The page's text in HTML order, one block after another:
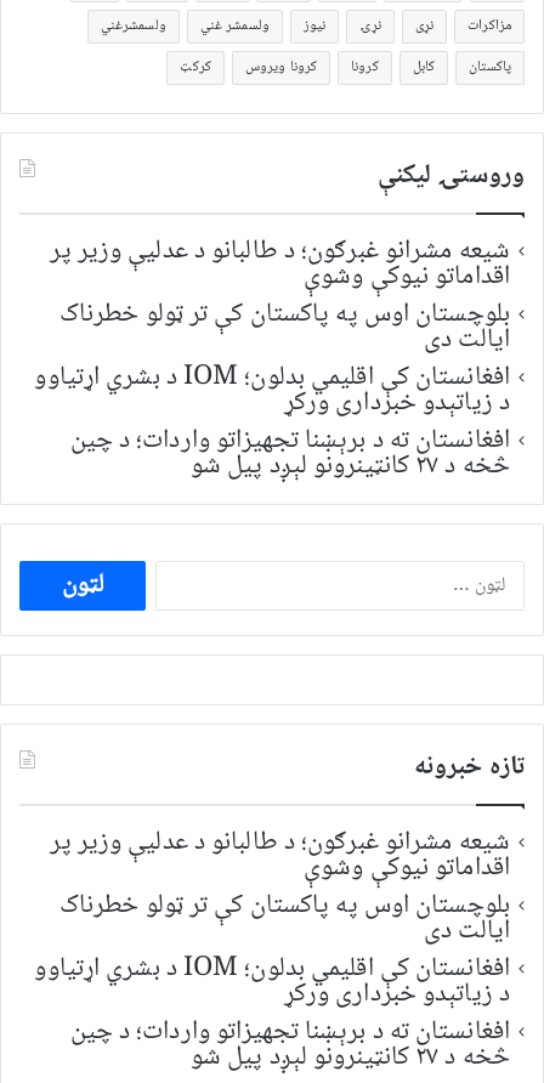
مزاکرات
نړی نړۍ نیوز ولسمشر غني
ولسمشرغني
پاکستان
کابل کرونا کرونا ویروس کرکټ
وروستۍ ليکنې
شیعه مشرانو غبرګون؛ د طالبانو د عدلیې وزیر پر
اقداماتو نیوکې وشوې
بلوچستان اوس په پاکستان کې تر ټولو خطرناک
ایالت دی
افغانستان کې اقلیمي بدلون؛ IOM د بشري اړتیاوو
د زیاتېدو خبرداری ورکړ
افغانستان ته د برېښنا تجهیزاتو واردات؛ د چین
څخه د ۲۷ کانټینرونو لېږد پیل شو
ددی
لپاره
لټون:
تازه خبرونه
شیعه مشرانو غبرګون؛ د طالبانو د عدلیې وزیر پر
اقداماتو نیوکې وشوې
بلوچستان اوس په پاکستان کې تر ټولو خطرناک
ایالت دی
افغانستان کې اقلیمي بدلون؛ IOM د بشري اړتیاوو
د زیاتېدو خبرداری ورکړ
افغانستان ته د برېښنا تجهیزاتو واردات؛ د چین
څخه د ۲۷ کانټینرونو لېږد پیل شو